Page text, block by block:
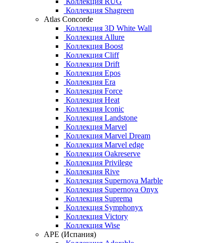
Коллекция Shagreen
Atlas Concorde
Коллекция 3D White Wall
Коллекция Allure
Коллекция Boost
Коллекция Cliff
Коллекция Drift
Коллекция Epos
Коллекция Era
Коллекция Force
Коллекция Heat
Коллекция Iconic
Коллекция Landstone
Коллекция Marvel
Коллекция Marvel Dream
Коллекция Marvel edge
Коллекция Oakreserve
Коллекция Privilege
Коллекция Rive
Коллекция Supernova Marble
Коллекция Supernova Onyx
Коллекция Suprema
Коллекция Symphonyx
Коллекция Victory
Коллекция Wise
APE (Испания)